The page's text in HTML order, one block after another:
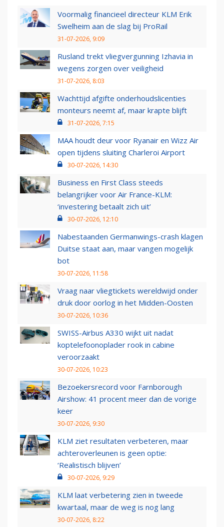
Voormalig financieel directeur KLM Erik
Swelheim aan de slag bij ProRail
31-07-2026, 9:09
Rusland trekt vliegvergunning Izhavia in
wegens zorgen over veiligheid
31-07-2026, 8:03
Wachttijd afgifte onderhoudslicenties
monteurs neemt af, maar krapte blijft
31-07-2026, 7:15
MAA houdt deur voor Ryanair en Wizz Air
open tijdens sluiting Charleroi Airport
30-07-2026, 14:30
Business en First Class steeds
belangrijker voor Air France-KLM:
‘investering betaalt zich uit’
30-07-2026, 12:10
Nabestaanden Germanwings-crash klagen
Duitse staat aan, maar vangen mogelijk
bot
30-07-2026, 11:58
Vraag naar vliegtickets wereldwijd onder
druk door oorlog in het Midden-Oosten
30-07-2026, 10:36
SWISS-Airbus A330 wijkt uit nadat
koptelefoonoplader rook in cabine
veroorzaakt
30-07-2026, 10:23
Bezoekersrecord voor Farnborough
Airshow: 41 procent meer dan de vorige
keer
30-07-2026, 9:30
KLM ziet resultaten verbeteren, maar
achteroverleunen is geen optie:
‘Realistisch blijven’
30-07-2026, 9:29
KLM laat verbetering zien in tweede
kwartaal, maar de weg is nog lang
30-07-2026, 8:22